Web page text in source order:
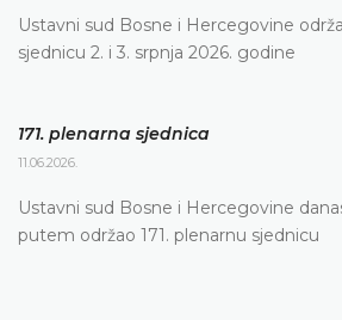
Ustavni sud Bosne i Hercegovine
sjednicu 2. i 3. srpnja 2026. godine
171. plenarna sjednica
11.06.2026.
Ustavni sud Bosne i Hercegovine
putem održao 171. plenarnu sjednicu